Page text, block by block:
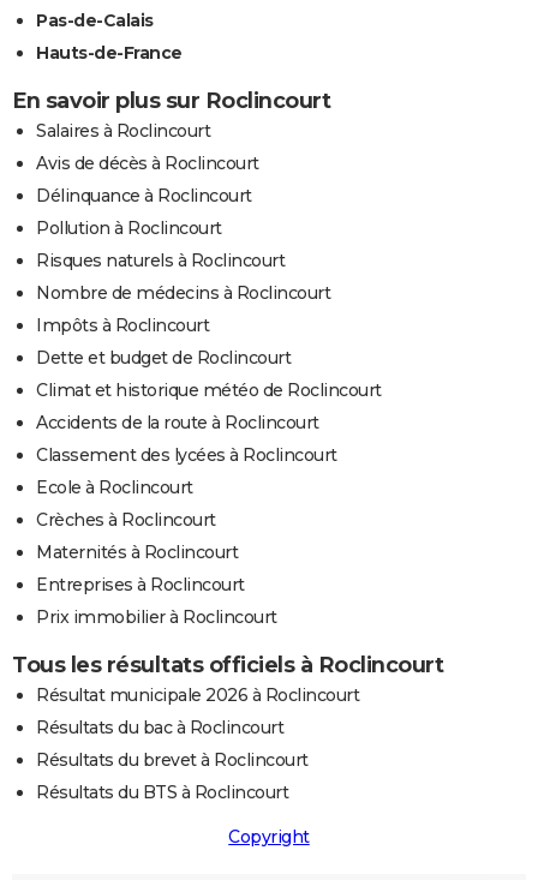
Pas-de-Calais
Hauts-de-France
En savoir plus sur Roclincourt
Salaires à Roclincourt
Avis de décès à Roclincourt
Délinquance à Roclincourt
Pollution à Roclincourt
Risques naturels à Roclincourt
Nombre de médecins à Roclincourt
Impôts à Roclincourt
Dette et budget de Roclincourt
Climat et historique météo de Roclincourt
Accidents de la route à Roclincourt
Classement des lycées à Roclincourt
Ecole à Roclincourt
Crèches à Roclincourt
Maternités à Roclincourt
Entreprises à Roclincourt
Prix immobilier à Roclincourt
Tous les résultats officiels à Roclincourt
Résultat municipale 2026 à Roclincourt
Résultats du bac à Roclincourt
Résultats du brevet à Roclincourt
Résultats du BTS à Roclincourt
Copyright